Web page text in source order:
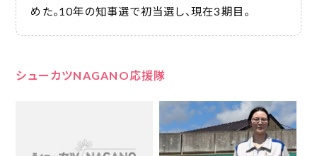
めた。10年の知事選で初当選し、現在3期目。
シューカツNAGANO応援隊